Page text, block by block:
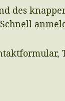
des